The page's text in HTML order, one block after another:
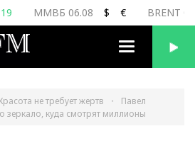
ММВБ 06.08 $ € BRENT
Переключить
не требует жертв
Павел
зеркало, куда смотрят миллионы